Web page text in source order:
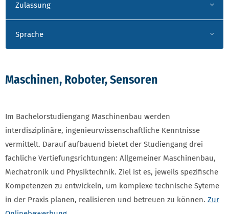
Zulassung
Sprache
Maschinen, Roboter, Sensoren
Im Bachelorstudiengang Maschinenbau werden
interdisziplinäre, ingenieurwissenschaftliche Kenntnisse
vermittelt. Darauf aufbauend bietet der Studiengang drei
fachliche Vertiefungsrichtungen: Allgemeiner Maschinenbau,
Mechatronik und Physiktechnik. Ziel ist es, jeweils spezifische
Kompetenzen zu entwickeln, um komplexe technische Syteme
in der Praxis planen, realisieren und betreuen zu können. Zur